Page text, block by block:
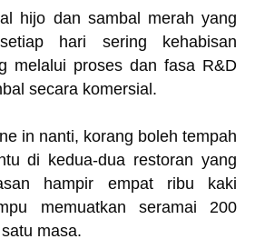
hijo dan sambal merah yang
hari sering kehabisan
melalui proses dan fasa R&D
secara komersial.
in nanti, korang boleh tempah
di kedua-dua restoran yang
hampir empat ribu kaki
memuatkan seramai 200
masa.